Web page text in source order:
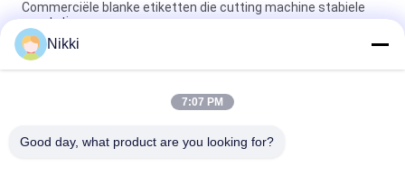
Commerciële blanke etiketten die cutting machine stabiele
prestaties
oplegger Label Sticker Die Cut Machine Blank Barcode Die
Cutting Machine
oplegger Die Cut Label Machine Eenstation Barcode Sticker
Nikki
7:07 PM
Good day, what product are you looking for?